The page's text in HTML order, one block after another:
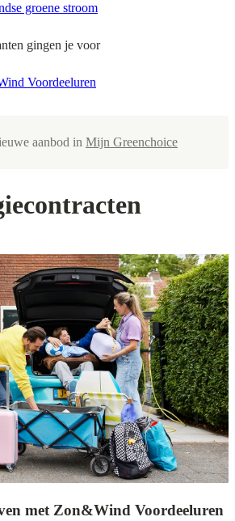
groene stroom
gingen je voor
Voordeeluren
aanbod in Mijn Greenchoice
met Zon&Wind Voordeeluren